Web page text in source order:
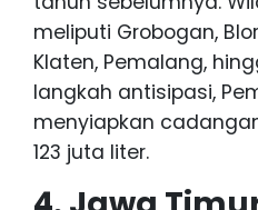
meliputi Grobogan,
Klaten, Pemalang,
langkah antisipasi,
menyiapkan
123 juta liter.